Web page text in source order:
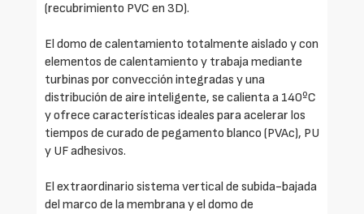
(recubrimiento PVC en 3D).
El domo de calentamiento totalmente aislado y con
elementos de calentamiento y trabaja mediante
turbinas por convección integradas y una
distribución de aire inteligente, se calienta a 140ºC
y ofrece características ideales para acelerar los
tiempos de curado de pegamento blanco (PVAc), PU
y UF adhesivos.
El extraordinario sistema vertical de subida-bajada
del marco de la membrana y el domo de